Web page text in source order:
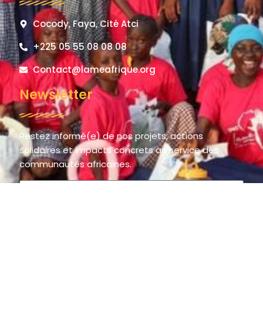
Cocody, Faya, Cité Atci
+225 05 55 08 08 08
Contact@lameafrique.org
Newsletter
Restez informé(e) de nos projets, actions
solidaires et impacts concrets au service des
communautés africaines.